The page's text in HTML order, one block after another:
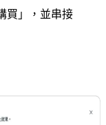
買」，並串接